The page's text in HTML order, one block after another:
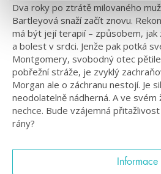
Dva roky po ztrátě milovaného
Bartleyová snaží začít znovu.
má být její terapií – způsobem, jak
a bolest v srdci. Jenže pak potká
Montgomery, svobodný otec
pobřežní stráže, je zvyklý
Morgan ale o záchranu nestojí. Je
neodolatelně nádherná. A ve svém
nechce. Bude vzájemná
rány?
Informace